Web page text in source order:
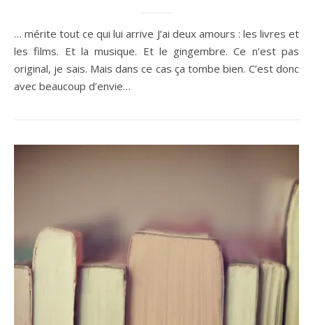
… mérite tout ce qui lui arrive J’ai deux amours : les livres et
les films. Et la musique. Et le gingembre. Ce n’est pas
original, je sais. Mais dans ce cas ça tombe bien. C’est donc
avec beaucoup d’envie…